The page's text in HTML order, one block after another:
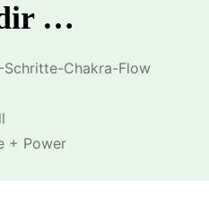
…
Chakra-Flow
+ Power